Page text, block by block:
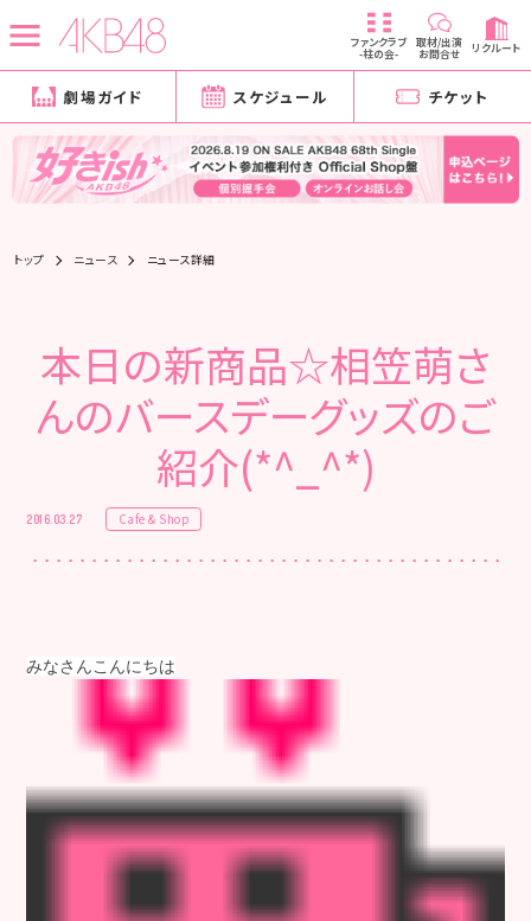
ファンクラブ
-柱の会-
取材/出演
お問合せ リクルート
劇場ガイド スケジュール チケット
トップ ニュース ニュース詳細
本日の新商品☆相笠萌さ
んのバースデーグッズのご
紹介(*^_^*)
2016.03.27 Cafe & Shop
みなさんこんにちは